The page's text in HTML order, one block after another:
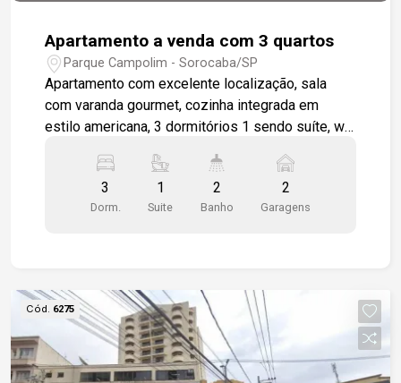
Apartamento a venda com 3 quartos
Parque Campolim - Sorocaba/SP
Apartamento com excelente localização, sala
com varanda gourmet, cozinha integrada em
estilo americana, 3 dormitórios 1 sendo suíte, wc
entregue todo em piso cerâmico padrão, 2 vagas
de garagem cobertas. Condomínio completo para
toda a família. Piscina, churrasqueira coletiva,
3
Dorm.
1
Suite
2
Banho
2
Garagens
Cód. 6275